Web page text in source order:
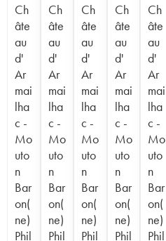
Ch
âte
au
d'
Ar
mai
lha
c -
Mo
uto
n
Bar
on(
ne)
Phil
Ch
âte
au
d'
Ar
mai
lha
c -
Mo
uto
n
Bar
on(
ne)
Phil
Ch
âte
au
d'
Ar
mai
lha
c -
Mo
uto
n
Bar
on(
ne)
Phil
Ch
âte
au
d'
Ar
mai
lha
c -
Mo
uto
n
Bar
on(
ne)
Phil
Ch
âte
au
d'
Ar
mai
lha
c -
Mo
uto
n
Bar
on(
ne)
Phil